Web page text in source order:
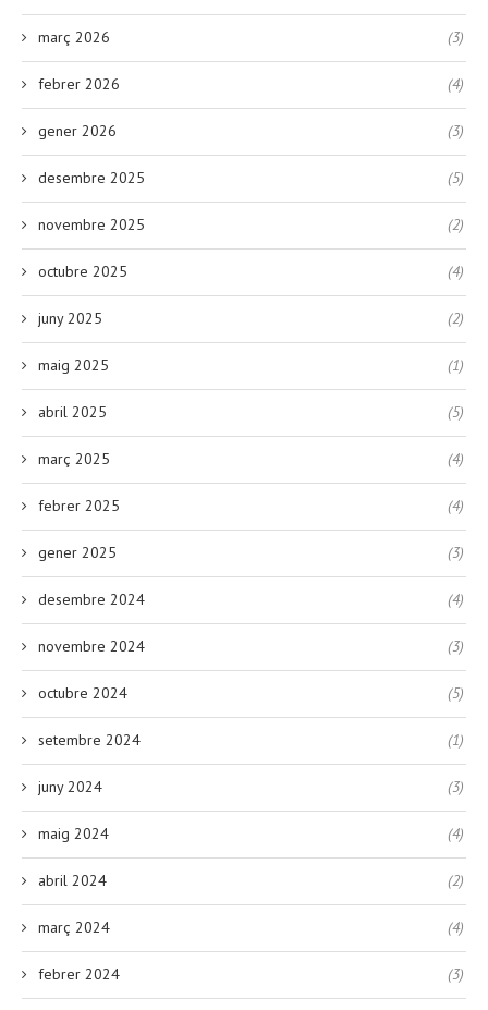
març 2026 (3)
febrer 2026 (4)
gener 2026 (3)
desembre 2025 (5)
novembre 2025 (2)
octubre 2025 (4)
juny 2025 (2)
maig 2025 (1)
abril 2025 (5)
març 2025 (4)
febrer 2025 (4)
gener 2025 (3)
desembre 2024 (4)
novembre 2024 (3)
octubre 2024 (5)
setembre 2024 (1)
juny 2024 (3)
maig 2024 (4)
abril 2024 (2)
març 2024 (4)
febrer 2024 (3)